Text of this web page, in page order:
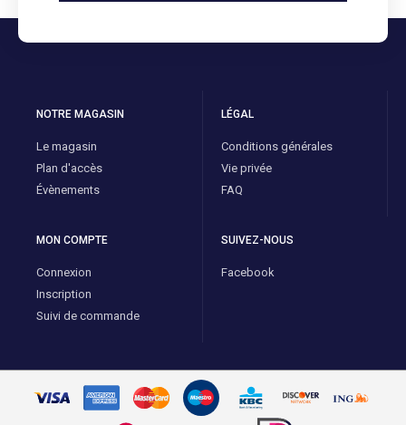
NOTRE MAGASIN
Le magasin
Plan d'accès
Évènements
LÉGAL
Conditions générales
Vie privée
FAQ
MON COMPTE
Connexion
Inscription
Suivi de commande
SUIVEZ-NOUS
Facebook